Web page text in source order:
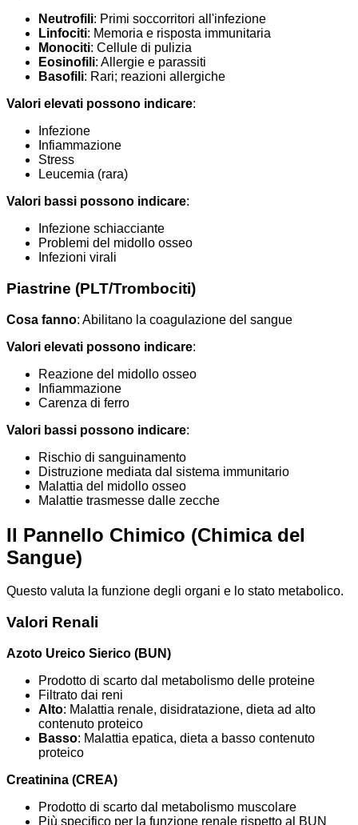
Neutrofili: Primi soccorritori all'infezione
Linfociti: Memoria e risposta immunitaria
Monociti: Cellule di pulizia
Eosinofili: Allergie e parassiti
Basofili: Rari; reazioni allergiche
Valori elevati possono indicare:
Infezione
Infiammazione
Stress
Leucemia (rara)
Valori bassi possono indicare:
Infezione schiacciante
Problemi del midollo osseo
Infezioni virali
Piastrine (PLT/Trombociti)
Cosa fanno: Abilitano la coagulazione del sangue
Valori elevati possono indicare:
Reazione del midollo osseo
Infiammazione
Carenza di ferro
Valori bassi possono indicare:
Rischio di sanguinamento
Distruzione mediata dal sistema immunitario
Malattia del midollo osseo
Malattie trasmesse dalle zecche
Il Pannello Chimico (Chimica del
Sangue)
Questo valuta la funzione degli organi e lo stato metabolico.
Valori Renali
Azoto Ureico Sierico (BUN)
Prodotto di scarto dal metabolismo delle proteine
Filtrato dai reni
Alto: Malattia renale, disidratazione, dieta ad alto
contenuto proteico
Basso: Malattia epatica, dieta a basso contenuto
proteico
Creatinina (CREA)
Prodotto di scarto dal metabolismo muscolare
Più specifico per la funzione renale rispetto al BUN